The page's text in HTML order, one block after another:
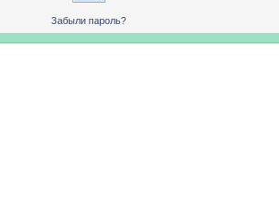
Забыли пароль?